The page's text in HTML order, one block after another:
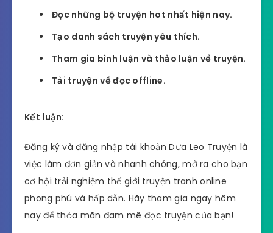
Đọc những bộ truyện hot nhất hiện nay.
Tạo danh sách truyện yêu thích.
Tham gia bình luận và thảo luận về truyện.
Tải truyện về đọc offline.
Kết luận:
Đăng ký và đăng nhập tài khoản Dưa Leo Truyện là
việc làm đơn giản và nhanh chóng, mở ra cho bạn
cơ hội trải nghiệm thế giới truyện tranh online
phong phú và hấp dẫn. Hãy tham gia ngay hôm
nay để thỏa mãn đam mê đọc truyện của bạn!